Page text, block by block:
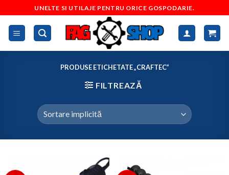
to
content
UNELTE SI UTILAJE PENTRU ORICE GOSPODARIE.
PRODUSE ETICHETATE „CRAFTEC”
FILTREAZĂ